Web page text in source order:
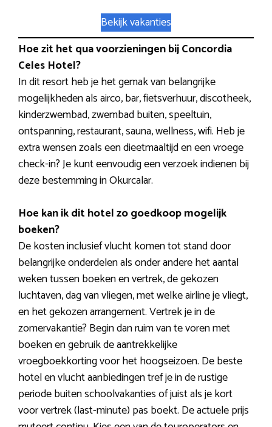
Bekijk vakanties
Hoe zit het qua voorzieningen bij Concordia
Celes Hotel?
In dit resort heb je het gemak van belangrijke
mogelijkheden als airco, bar, fietsverhuur, discotheek,
kinderzwembad, zwembad buiten, speeltuin,
ontspanning, restaurant, sauna, wellness, wifi. Heb je
extra wensen zoals een dieetmaaltijd en een vroege
check-in? Je kunt eenvoudig een verzoek indienen bij
deze bestemming in Okurcalar.
Hoe kan ik dit hotel zo goedkoop mogelijk
boeken?
De kosten inclusief vlucht komen tot stand door
belangrijke onderdelen als onder andere het aantal
weken tussen boeken en vertrek, de gekozen
luchtaven, dag van vliegen, met welke airline je vliegt,
en het gekozen arrangement. Vertrek je in de
zomervakantie? Begin dan ruim van te voren met
boeken en gebruik de aantrekkelijke
vroegboekkorting voor het hoogseizoen. De beste
hotel en vlucht aanbiedingen tref je in de rustige
periode buiten schoolvakanties of juist als je kort
voor vertrek (last-minute) pas boekt. De actuele prijs